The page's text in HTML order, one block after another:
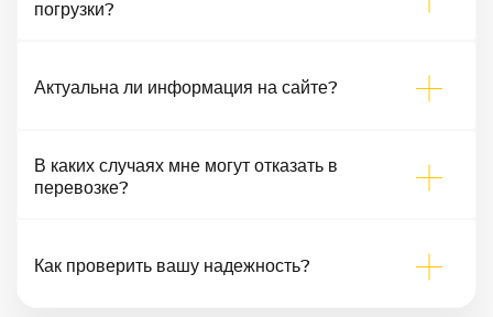
погрузки?
Актуальна ли информация на сайте?
В каких случаях мне могут отказать в
перевозке?
Как проверить вашу надежность?